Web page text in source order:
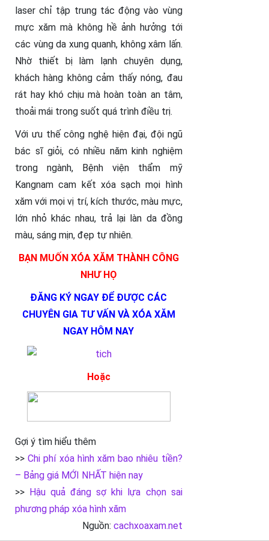
laser chỉ tập trung tác động vào vùng
mực xăm mà không hề ảnh hưởng tới
các vùng da xung quanh, không xâm lấn.
Nhờ thiết bị làm lạnh chuyên dụng,
khách hàng không cảm thấy nóng, đau
rát hay khó chịu mà hoàn toàn an tâm,
thoải mái trong suốt quá trình điều trị.
Với ưu thế công nghệ hiện đại, đội ngũ
bác sĩ giỏi, có nhiều năm kinh nghiệm
trong ngành, Bệnh viện thẩm mỹ
Kangnam cam kết xóa sạch mọi hình
xăm với mọi vị trí, kích thước, màu mực,
lớn nhỏ khác nhau, trả lại làn da đồng
màu, sáng mịn, đẹp tự nhiên.
BẠN MUỐN XÓA XĂM THÀNH CÔNG
NHƯ HỌ
ĐĂNG KÝ NGAY ĐỂ ĐƯỢC CÁC
CHUYÊN GIA TƯ VẤN VÀ XÓA XĂM
NGAY HÔM NAY
Hoặc
Gợi ý tìm hiểu thêm
>>Chi phí xóa hình xăm bao nhiêu tiền?
– Bảng giá MỚI NHẤT hiện nay
>> Hậu quả đáng sợ khi lựa chọn sai
phương pháp xóa hình xăm
Nguồn: cachxoaxam.net